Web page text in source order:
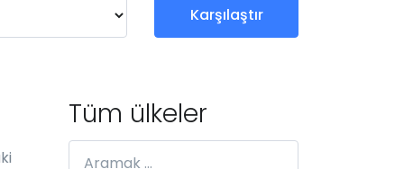
Karşılaştır
Tüm ülkeler